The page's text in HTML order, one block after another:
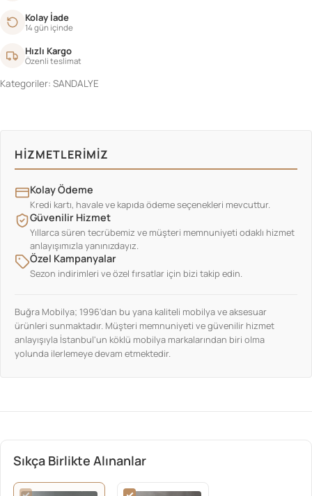
Kolay İade
14 gün içinde
Hızlı Kargo
Özenli teslimat
Kategoriler: SANDALYE
HIZMETLERIMIZ
Kolay Ödeme
Kredi kartı, havale ve kapıda ödeme seçenekleri mevcuttur.
Güvenilir Hizmet
Yıllarca süren tecrübemiz ve müşteri memnuniyeti odaklı hizmet
anlayışımızla yanınızdayız.
Özel Kampanyalar
Sezon indirimleri ve özel fırsatlar için bizi takip edin.
Buğra Mobilya; 1996'dan bu yana kaliteli mobilya ve aksesuar
ürünleri sunmaktadır. Müşteri memnuniyeti ve güvenilir hizmet
anlayışıyla İstanbul'un köklü mobilya markalarından biri olma
yolunda ilerlemeye devam etmektedir.
Sıkça Birlikte Alınanlar